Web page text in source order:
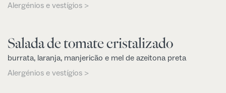
Alergénios e vestígios >
Salada de tomate cristalizado
burrata, laranja, manjericão e mel de azeitona preta
Alergénios e vestígios >